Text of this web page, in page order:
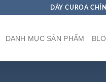
DÂY CUROA
DANH MỤC SẢN PHẨM